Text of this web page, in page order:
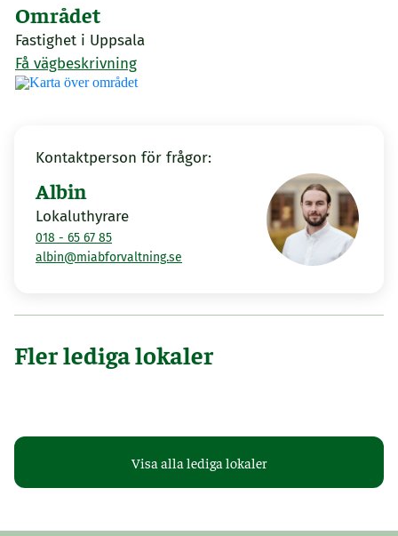
Området
Fastighet i Uppsala
Få vägbeskrivning
Kontaktperson för frågor:
Albin
Lokaluthyrare
018 - 65 67 85
albin@miabforvaltning.se
Fler lediga lokaler
Visa alla lediga lokaler